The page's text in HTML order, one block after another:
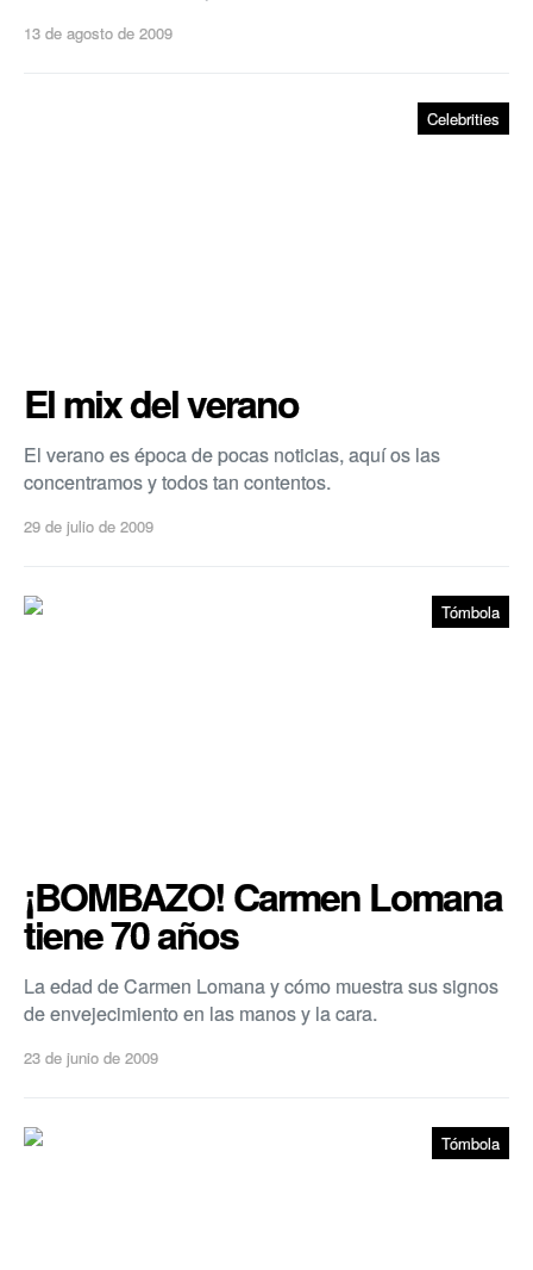
13 de agosto de 2009
Celebrities
El mix del verano
El verano es época de pocas noticias, aquí­ os las
concentramos y todos tan contentos.
29 de julio de 2009
Tómbola
¡BOMBAZO! Carmen Lomana
tiene 70 años
La edad de Carmen Lomana y cómo muestra sus signos
de envejecimiento en las manos y la cara.
23 de junio de 2009
Tómbola